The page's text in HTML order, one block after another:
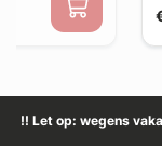
!! Let op: wegens